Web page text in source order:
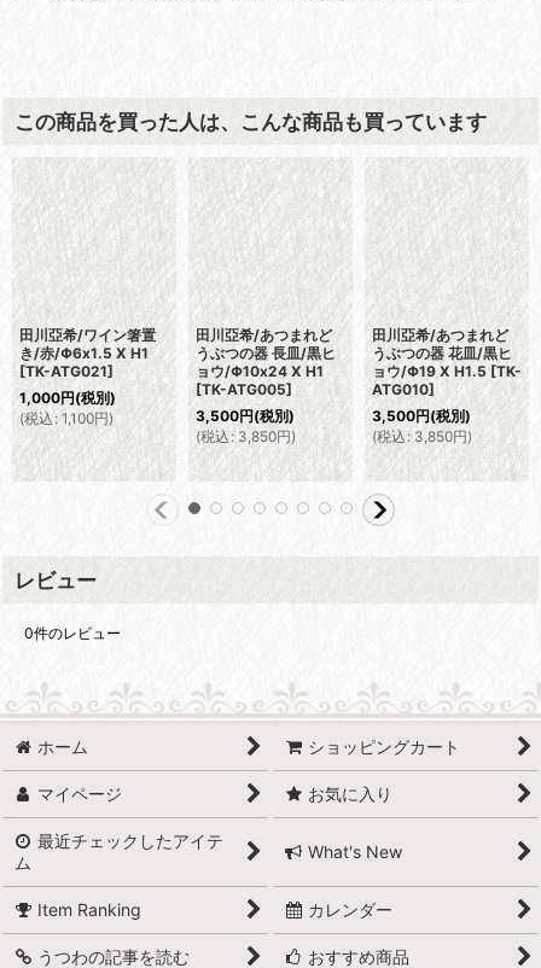
この商品を買った人は、こんな商品も買っています
田川亞希/ワイン箸置
き/赤/Φ6x1.5 X H1
[TK-ATG021]
1,000円(税別)
(税込 : 1,100円)
田川亞希/あつまれど
うぶつの器 長皿/黒ヒ
ョウ/Φ10x24 X H1
[TK-ATG005]
3,500円(税別)
(税込: 3,850円)
田川亞希/あつまれど
うぶつの器 花皿/黒ヒ
ョウ/Φ19 X H1.5 [TK-
ATG010]
3,500円(税別)
(税込: 3,850円)
レビュー
0件のレビュー
ホーム ショッピングカート
マイページ お気に入り
最近チェックしたアイテ
ム
What's New
Item Ranking カレンダー
うつわの記事を読む おすすめ商品